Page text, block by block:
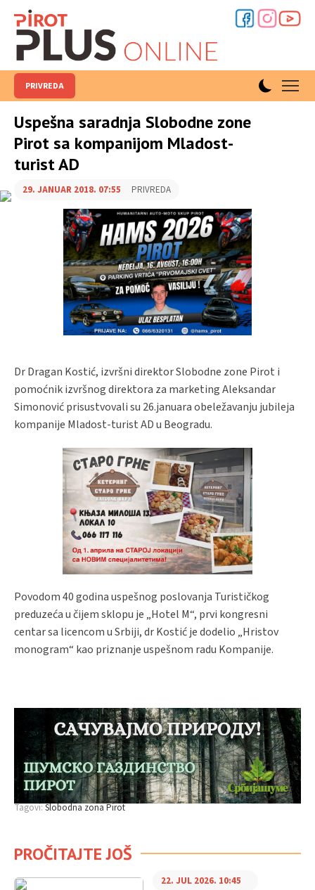
PRIVREDA
Uspešna saradnja Slobodne zone
Pirot sa kompanijom Mladost-
turist AD
29. JANUAR 2018. 07:55 PRIVREDA
Dr Dragan Kostić, izvršni direktor Slobodne zone Pirot i
pomoćnik izvršnog direktora za marketing Aleksandar
Simonović prisustvovali su 26.januara obeležavanju jubileja
kompanije Mladost-turist AD u Beogradu.
Povodom 40 godina uspešnog poslovanja Turističkog
preduzeća u čijem sklopu je „Hotel M“, prvi kongresni
centar sa licencom u Srbiji, dr Kostić je dodelio „Hristov
monogram“ kao priznanje uspešnom radu Kompanije.
Tagovi:Slobodna zona Pirot
PROČITAJTE JOŠ
22. JUL 2026. 10:45